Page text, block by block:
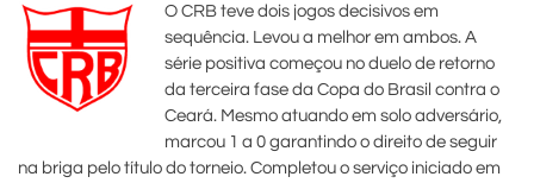
O CRB teve dois jogos decisivos em
sequência. Levou a melhor em ambos. A
série positiva começou no duelo de retorno
da terceira fase da Copa do Brasil contra o
Ceará. Mesmo atuando em solo adversário,
marcou 1 a 0 garantindo o direito de seguir
na briga pelo título do torneio. Completou o serviço iniciado em